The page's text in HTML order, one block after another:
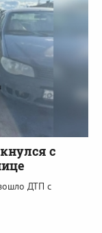
с
ДТП с